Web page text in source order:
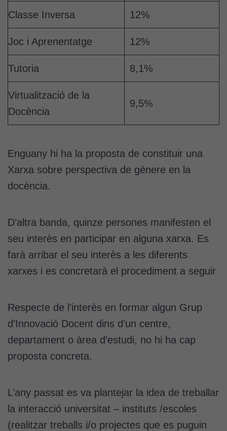
Classe Inversa 12%
Joc i Aprenentatge 12%
Tutoria 8,1%
Virtualització de la
Docència
9,5%
Enguany hi ha la proposta de constituir una
Xarxa sobre perspectiva de gènere en la
docència.
D’altra banda, quinze persones manifesten el
seu interès en participar en alguna xarxa. Es
farà arribar el seu interès a les diferents
xarxes i es concretarà el procediment a seguir
Respecte de l’interès en formar algun Grup
d’Innovació Docent dins d’un centre,
departament o àrea d’estudi, no hi ha cap
proposta concreta.
L’any passat es va plantejar la idea de treballar
la interacció universitat – instituts /escoles
(realitzar treballs i/o projectes que es puguin